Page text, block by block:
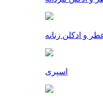
و ادکلن زنانه
اسپری